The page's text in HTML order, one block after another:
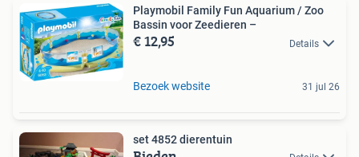
Playmobil Family Fun Aquarium / Zoo
Bassin voor Zeedieren –
€ 12,95 Details
Bezoek website 31 jul 26
set 4852 dierentuin